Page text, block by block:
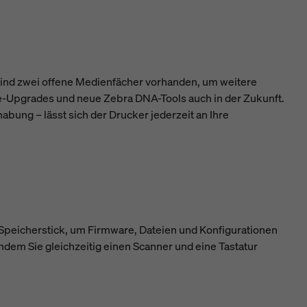
zwei offene Medienfächer vorhanden, um weitere
und neue Zebra DNA-Tools auch in der Zukunft.
– lässt sich der Drucker jederzeit an Ihre
um Firmware, Dateien und Konfigurationen
Sie gleichzeitig einen Scanner und eine Tastatur